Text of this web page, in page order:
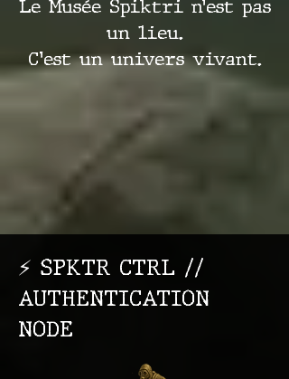
Le Musée Spiktri n’est pas
un lieu.
C’est un univers vivant.
⚡ SPKTR CTRL //
AUTHENTICATION
NODE